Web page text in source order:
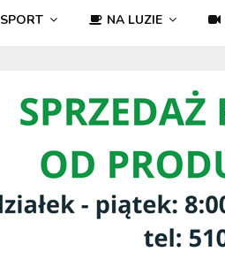
SPORT NA LUZIE